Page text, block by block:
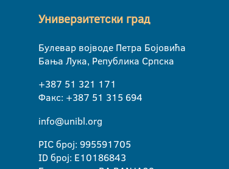
Универзитетски град
Булевар војводе Петра Бојовића
Бања Лука, Република Српска
+387 51 321 171
Факс: +387 51 315 694
info@unibl.org
PIC број: 995591705
ID број: E10186843